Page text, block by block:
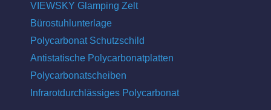
VIEWSKY Glamping Zelt
Bürostuhlunterlage
Polycarbonat Schutzschild
Antistatische Polycarbonatplatten
Polycarbonatscheiben
Infrarotdurchlässiges Polycarbonat